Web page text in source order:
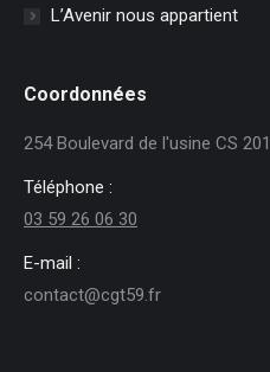
L’Avenir nous appartient
Coordonnées
254 Boulevard de l'usine CS
Téléphone :
03 59 26 06 30
E-mail :
contact@cgt59.fr